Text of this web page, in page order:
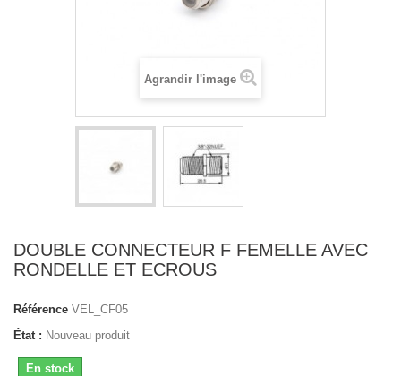
Agrandir l'image
DOUBLE CONNECTEUR F FEMELLE AVEC
RONDELLE ET ECROUS
Référence VEL_CF05
État : Nouveau produit
En stock